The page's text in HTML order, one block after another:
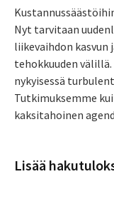
Nyt tarvitaan
liikevaihdon
tehokkuuden
nykyisessä
Tutkimuksemme
kaksitahoinen
Lisää